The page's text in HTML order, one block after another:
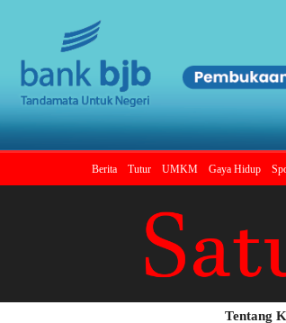
Berita Tutur UMKM Gaya Hidup
Tentang